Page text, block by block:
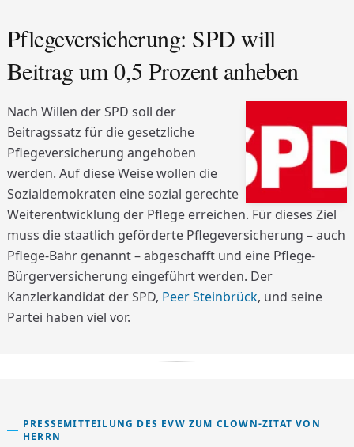
Pflegeversicherung: SPD will
Beitrag um 0,5 Prozent anheben
Nach Willen der SPD soll der
Beitragssatz für die gesetzliche
Pflegeversicherung angehoben
werden. Auf diese Weise wollen die
Sozialdemokraten eine sozial gerechte
Weiterentwicklung der Pflege erreichen. Für dieses Ziel
muss die staatlich geförderte Pflegeversicherung – auch
Pflege-Bahr genannt – abgeschafft und eine Pflege-
Bürgerversicherung eingeführt werden. Der
Kanzlerkandidat der SPD, Peer Steinbrück, und seine
Partei haben viel vor.
PRESSEMITTEILUNG DES EVW ZUM CLOWN-ZITAT VON
HERRN